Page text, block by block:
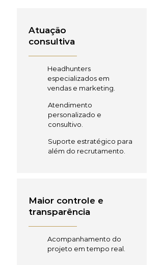
Atuação
consultiva
Headhunters
especializados em
vendas e marketing.
Atendimento
personalizado e
consultivo.
Suporte estratégico para
além do recrutamento.
Maior controle e
transparência
Acompanhamento do
projeto em tempo real.